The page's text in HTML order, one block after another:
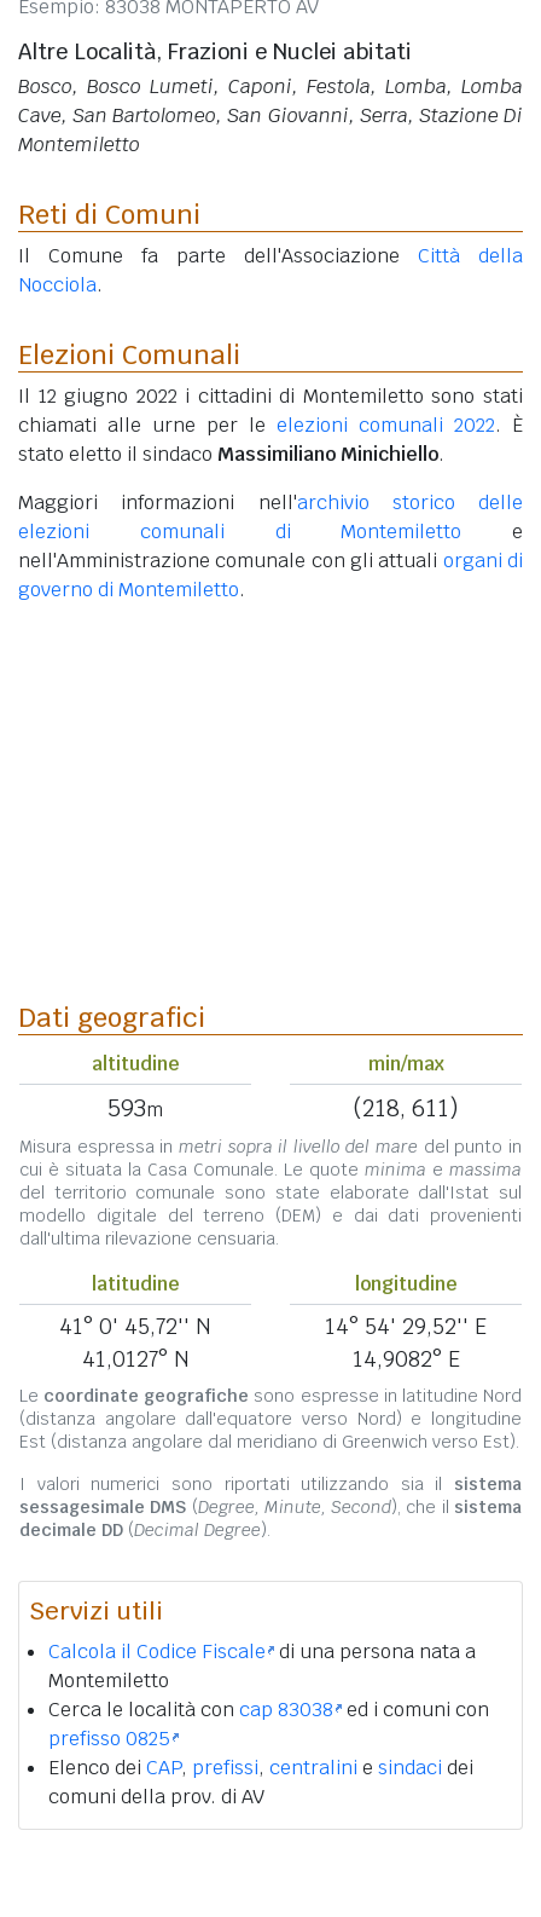
Esempio: 83038 MONTAPERTO AV
Altre Località, Frazioni e Nuclei abitati
Bosco, Bosco Lumeti, Caponi, Festola, Lomba, Lomba
Cave, San Bartolomeo, San Giovanni, Serra, Stazione Di
Montemiletto
Reti di Comuni
Il Comune fa parte dell'Associazione Città della
Nocciola.
Elezioni Comunali
Il 12 giugno 2022 i cittadini di Montemiletto sono stati
chiamati alle urne per le elezioni comunali 2022. È
stato eletto il sindaco Massimiliano Minichiello.
Maggiori informazioni nell'archivio storico delle
elezioni comunali di Montemiletto e
nell'Amministrazione comunale con gli attuali organi di
governo di Montemiletto.
Dati geografici
altitudine
593m
min/max
(218, 611)
Misura espressa in metri sopra il livello del mare del punto in
cui è situata la Casa Comunale. Le quote minima e massima
del territorio comunale sono state elaborate dall'Istat sul
modello digitale del terreno (DEM) e dai dati provenienti
dall'ultima rilevazione censuaria.
latitudine
41° 0' 45,72'' N
41,0127° N
longitudine
14° 54' 29,52'' E
14,9082° E
Le coordinate geografiche sono espresse in latitudine Nord
(distanza angolare dall'equatore verso Nord) e longitudine
Est (distanza angolare dal meridiano di Greenwich verso Est).
I valori numerici sono riportati utilizzando sia il sistema
sessagesimale DMS (Degree, Minute, Second), che il sistema
decimale DD (Decimal Degree).
Servizi utili
Calcola il Codice Fiscale di una persona nata a
Montemiletto
Cerca le località con cap 83038 ed i comuni con
prefisso 0825
Elenco dei CAP, prefissi, centralini e sindaci dei
comuni della prov. di AV